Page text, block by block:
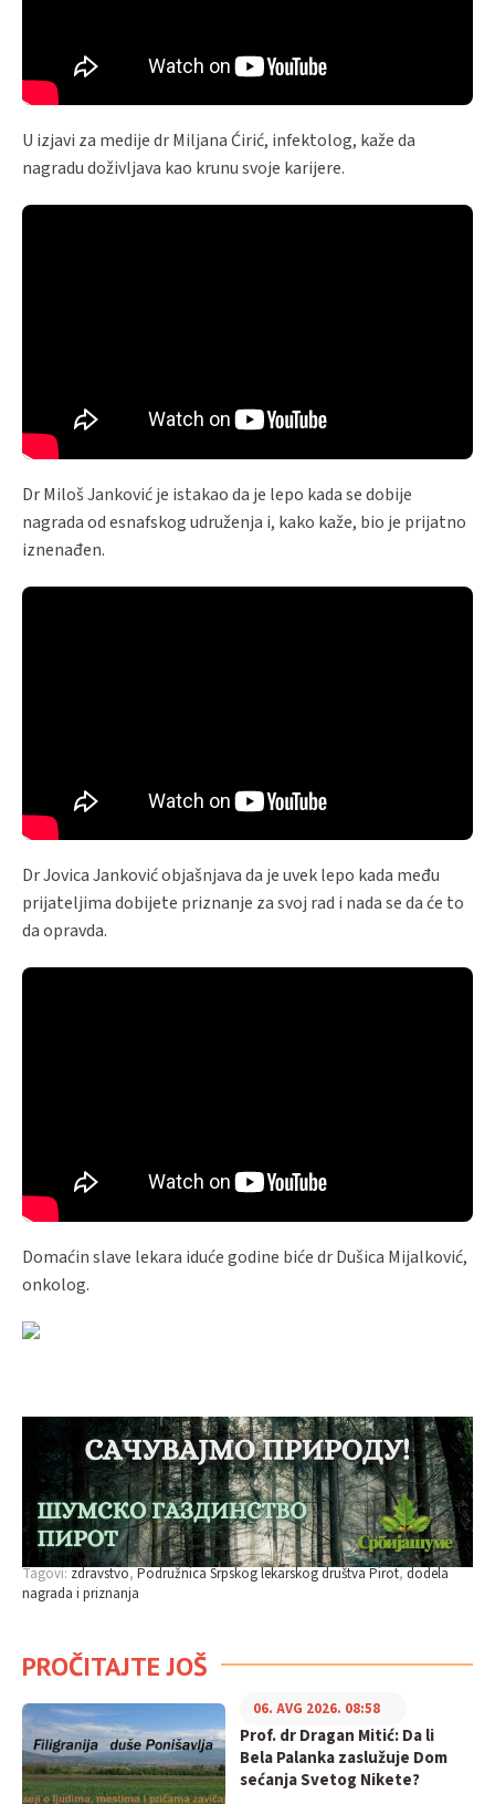
U izjavi za medije dr Miljana Ćirić, infektolog, kaže da
nagradu doživljava kao krunu svoje karijere.
Dr Miloš Janković je istakao da je lepo kada se dobije
nagrada od esnafskog udruženja i, kako kaže, bio je prijatno
iznenađen.
Dr Jovica Janković objašnjava da je uvek lepo kada među
prijateljima dobijete priznanje za svoj rad i nada se da će to
da opravda.
Domaćin slave lekara iduće godine biće dr Dušica Mijalković,
onkolog.
Tagovi:zdravstvo Podružnica Srpskog lekarskog društva Pirot dodela
nagrada i priznanja
PROČITAJTE JOŠ
Prof. dr Dragan Mitić: Da li
Bela Palanka zaslužuje Dom
sećanja Svetog Nikete?
06. AVG 2026. 08:58